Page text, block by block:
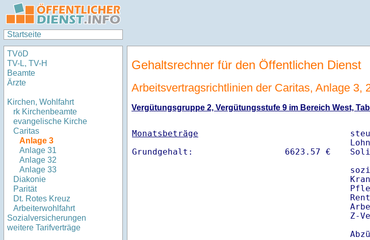
Startseite
TVöD
TV-L, TV-H
Beamte
Ärzte
Kirchen, Wohlfahrt
rk Kirchenbeamte
evangelische Kirche
Caritas
Anlage 3
Anlage 31
Anlage 32
Anlage 33
Diakonie
Parität
Dt. Rotes Kreuz
Arbeiterwohlfahrt
Sozialversicherungen
weitere Tarifverträge
Gehaltsrechner für den Öffentlichen Dienst
Arbeitsvertragsrichtlinien der Caritas, Anlage 3,
Vergütungsgruppe 2, Vergütungsstufe 9 im Bereich West,
Monatsbeträge
Z-